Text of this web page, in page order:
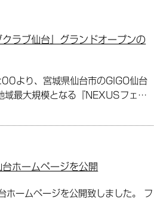
ラブ仙台』グランドオープンの
り、宮城県仙台市のGIGO仙台
域最大規模となる『NEXUSフェ…
ホームページを公開
ホームページを公開致しました。 フ